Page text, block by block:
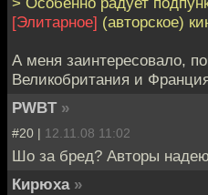
[Элитарное] (авторское)
А меня заинтересовало,
Великобритания и
PWBT »
#20 | 12.11.08 11:02
Шо за бред? Авторы
Кирюха »